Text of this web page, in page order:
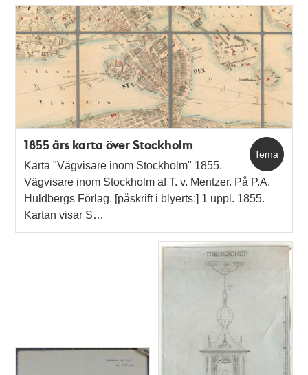
Tema
1855 års karta över Stockholm
Karta "Vägvisare inom Stockholm" 1855.
Vägvisare inom Stockholm af T. v. Mentzer. På P.A.
Huldbergs Förlag. [påskrift i blyerts:] 1 uppl. 1855.
Kartan visar S…